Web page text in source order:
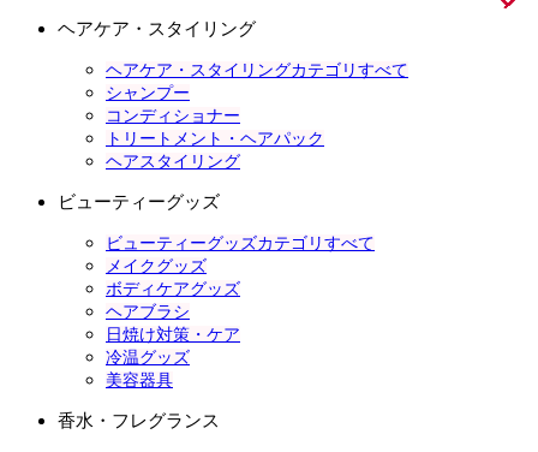
ヘアケア・スタイリング
ヘアケア・スタイリングカテゴリすべて
シャンプー
コンディショナー
トリートメント・ヘアパック
ヘアスタイリング
ビューティーグッズ
ビューティーグッズカテゴリすべて
メイクグッズ
ボディケアグッズ
ヘアブラシ
日焼け対策・ケア
冷温グッズ
美容器具
香水・フレグランス